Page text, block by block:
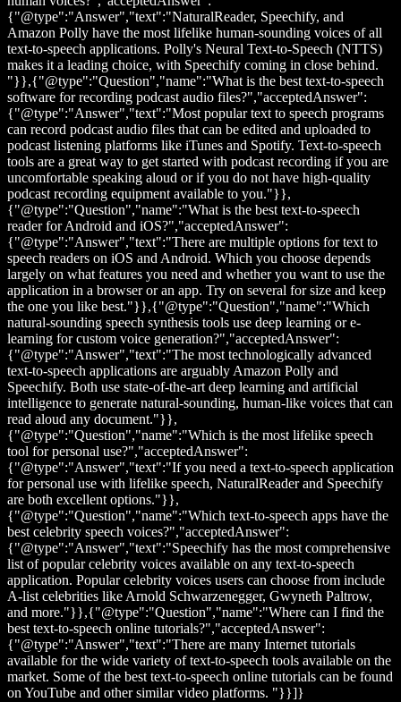
{"@type":"Answer","text":"NaturalReader, Speechify, and
Amazon Polly have the most lifelike human-sounding voices of all
text-to-speech applications. Polly's Neural Text-to-Speech (NTTS)
makes it a leading choice, with Speechify coming in close behind.
"}},{"@type":"Question","name":"What is the best text-to-speech
software for recording podcast audio files?","acceptedAnswer":
{"@type":"Answer","text":"Most popular text to speech programs
can record podcast audio files that can be edited and uploaded to
podcast listening platforms like iTunes and Spotify. Text-to-speech
tools are a great way to get started with podcast recording if you are
uncomfortable speaking aloud or if you do not have high-quality
podcast recording equipment available to you."}},
{"@type":"Question","name":"What is the best text-to-speech
reader for Android and iOS?","acceptedAnswer":
{"@type":"Answer","text":"There are multiple options for text to
speech readers on iOS and Android. Which you choose depends
largely on what features you need and whether you want to use the
application in a browser or an app. Try on several for size and keep
the one you like best."}},{"@type":"Question","name":"Which
natural-sounding speech synthesis tools use deep learning or e-
learning for custom voice generation?","acceptedAnswer":
{"@type":"Answer","text":"The most technologically advanced
text-to-speech applications are arguably Amazon Polly and
Speechify. Both use state-of-the-art deep learning and artificial
intelligence to generate natural-sounding, human-like voices that can
read aloud any document."}},
{"@type":"Question","name":"Which is the most lifelike speech
tool for personal use?","acceptedAnswer":
{"@type":"Answer","text":"If you need a text-to-speech application
for personal use with lifelike speech, NaturalReader and Speechify
are both excellent options."}},
{"@type":"Question","name":"Which text-to-speech apps have the
best celebrity speech voices?","acceptedAnswer":
{"@type":"Answer","text":"Speechify has the most comprehensive
list of popular celebrity voices available on any text-to-speech
application. Popular celebrity voices users can choose from include
A-list celebrities like Arnold Schwarzenegger, Gwyneth Paltrow,
and more."}},{"@type":"Question","name":"Where can I find the
best text-to-speech online tutorials?","acceptedAnswer":
{"@type":"Answer","text":"There are many Internet tutorials
available for the wide variety of text-to-speech tools available on the
market. Some of the best text-to-speech online tutorials can be found
on YouTube and other similar video platforms. "}}]}